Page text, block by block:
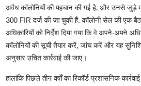
अवैध कॉलोनियों की पहचान की गई है, और उनसे
300 FIR दर्ज की जा चुकी हैं. कॉलोनी सेल की एक
अधिकारियों को निर्देश दिया गया कि वे अपने-अपने
कॉलोनियों की सूची तैयार करें, जांच करें और यह
अनुसार उचित कार्रवाई की जाए।
हालांकि पिछले तीन वर्षों का रिकॉर्ड प्रशासनिक